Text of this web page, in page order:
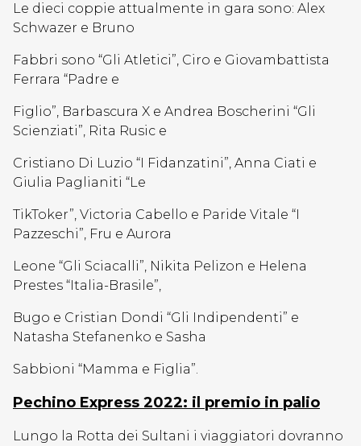
Le dieci coppie attualmente in gara sono: Alex
Schwazer e Bruno
Fabbri sono “Gli Atletici”, Ciro e Giovambattista
Ferrara “Padre e
Figlio”, Barbascura X e Andrea Boscherini “Gli
Scienziati”, Rita Rusic e
Cristiano Di Luzio “I Fidanzatini”, Anna Ciati e
Giulia Paglianiti “Le
TikToker”, Victoria Cabello e Paride Vitale “I
Pazzeschi”, Fru e Aurora
Leone “Gli Sciacalli”, Nikita Pelizon e Helena
Prestes “Italia-Brasile”,
Bugo e Cristian Dondi “Gli Indipendenti” e
Natasha Stefanenko e Sasha
Sabbioni “Mamma e Figlia”.
Pechino Express 2022: il premio in palio
Lungo la Rotta dei Sultani i viaggiatori dovranno